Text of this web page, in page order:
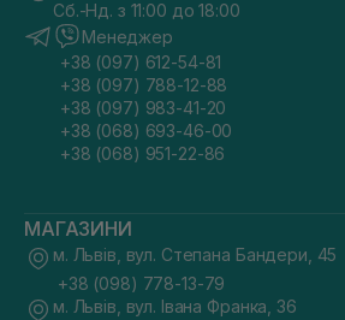
Сб.-Нд. з 11:00 до 18:00
Менеджер
+38 (097) 612-54-81
+38 (097) 788-12-88
+38 (097) 983-41-20
+38 (068) 693-46-00
+38 (068) 951-22-86
МАГАЗИНИ
м. Львів, вул. Степана Бандери, 45
+38 (098) 778-13-79
м. Львів, вул. Івана Франка, 36